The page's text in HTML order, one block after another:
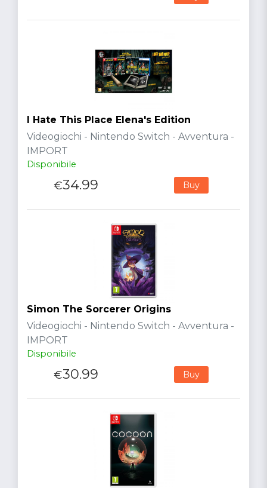
I Hate This Place Elena's Edition
Videogiochi - Nintendo Switch - Avventura -
IMPORT
Disponibile
€34.99 Buy
Simon The Sorcerer Origins
Videogiochi - Nintendo Switch - Avventura -
IMPORT
Disponibile
€30.99 Buy